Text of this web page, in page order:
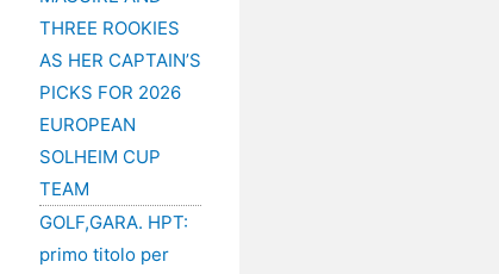
THREE ROOKIES
AS HER CAPTAIN’S
PICKS FOR 2026
EUROPEAN
SOLHEIM CUP
TEAM
GOLF,GARA. HPT:
primo titolo per